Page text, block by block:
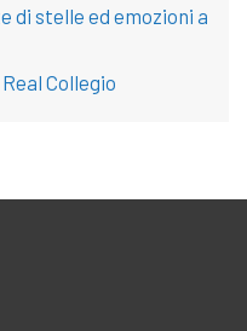
di stelle ed emozioni a
Collegio